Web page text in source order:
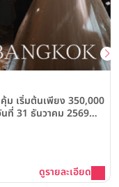
เริ่มต้นเพียง 350,000
ที่ 31 ธันวาคม 2569
ดูรายละเอียด